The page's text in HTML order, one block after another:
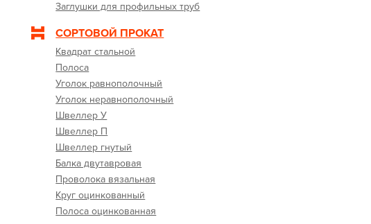
Заглушки для профильных труб
СОРТОВОЙ ПРОКАТ
Квадрат стальной
Полоса
Уголок равнополочный
Уголок неравнополочный
Швеллер У
Швеллер П
Швеллер гнутый
Балка двутавровая
Проволока вязальная
Круг оцинкованный
Полоса оцинкованная